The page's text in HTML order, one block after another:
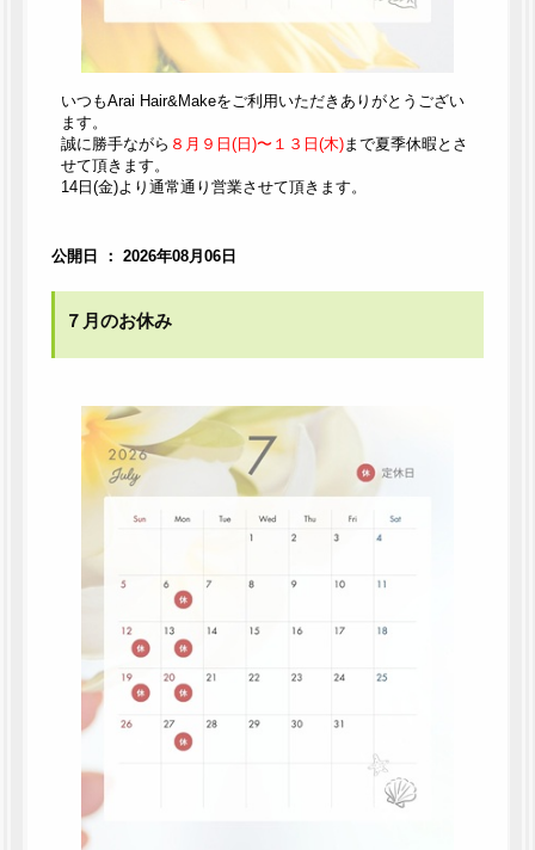
いつもArai Hair&Makeをご利用いただきありがとうござい
ます。
誠に勝手ながら ８月９日(日)〜１３日(木)まで夏季休暇とさ
せて頂きます。
14日(金)より通常通り営業させて頂きます。
公開日 ： 2026年08月06日
７月のお休み